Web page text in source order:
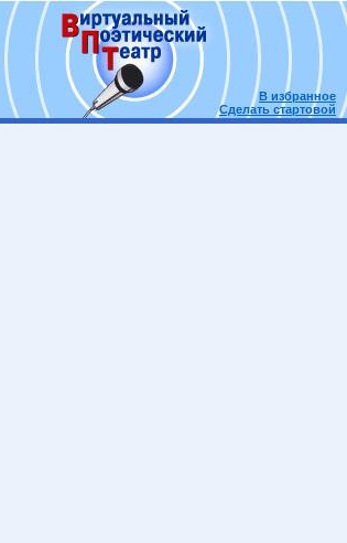
В избранное
Сделать стартовой